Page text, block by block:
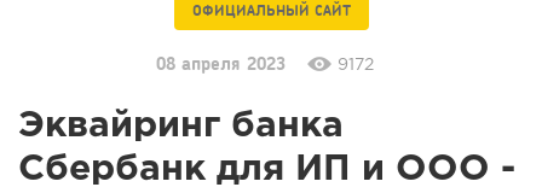
ОФИЦИАЛЬНЫЙ САЙТ
08 апреля 2023 9172
Эквайринг банка
Сбербанк для ИП и ООО -